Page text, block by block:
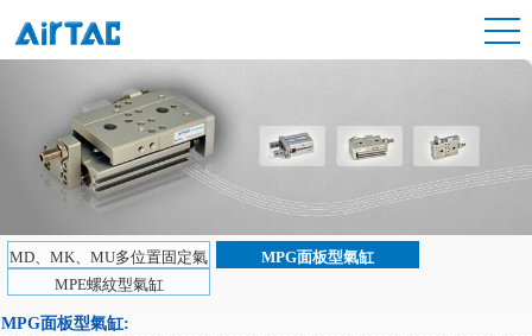
MD、MK、MU多位置固定氣
缸
MPG面板型氣缸
MPE螺紋型氣缸
MPG面板型氣缸: